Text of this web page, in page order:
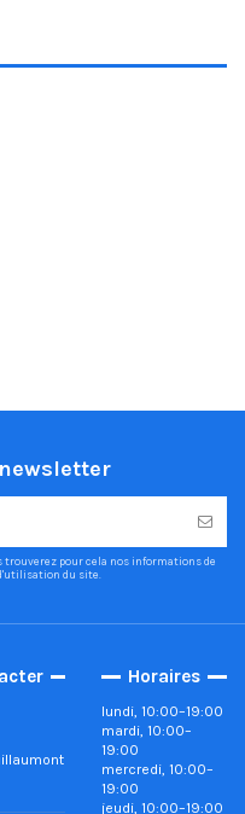
trouverez pour cela nos informations de
du site.
Horaires
lundi, 10:00–19:00
mardi, 10:00–
19:00
mercredi, 10:00–
19:00
jeudi, 10:00–19:00